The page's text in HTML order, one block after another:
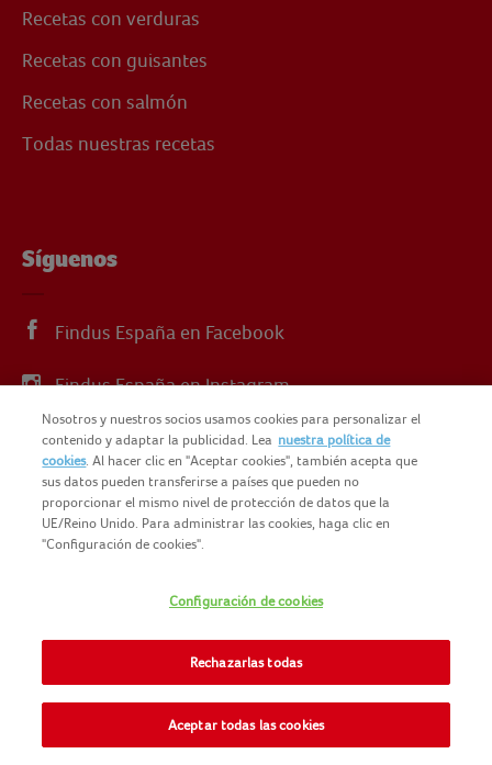
Recetas con verduras
Recetas con guisantes
Recetas con salmón
Todas nuestras recetas
Síguenos
Findus España en Facebook
Findus España en Instagram
Findus España en X
POLÍTICA DE PRIVACIDAD
MAPA DEL SITIO
TÉRMINOS Y CONDICIONES
FINDUS FOOD SERVICES
COOKIES
CONTACTO
Nosotros y nuestros socios usamos cookies para personalizar el
contenido y adaptar la publicidad. Lea nuestra política de
cookies. Al hacer clic en "Aceptar cookies", también acepta que
sus datos pueden transferirse a países que pueden no
proporcionar el mismo nivel de protección de datos que la
UE/Reino Unido. Para administrar las cookies, haga clic en
"Configuración de cookies".
Configuración de cookies
Rechazarlas todas
Aceptar todas las cookies